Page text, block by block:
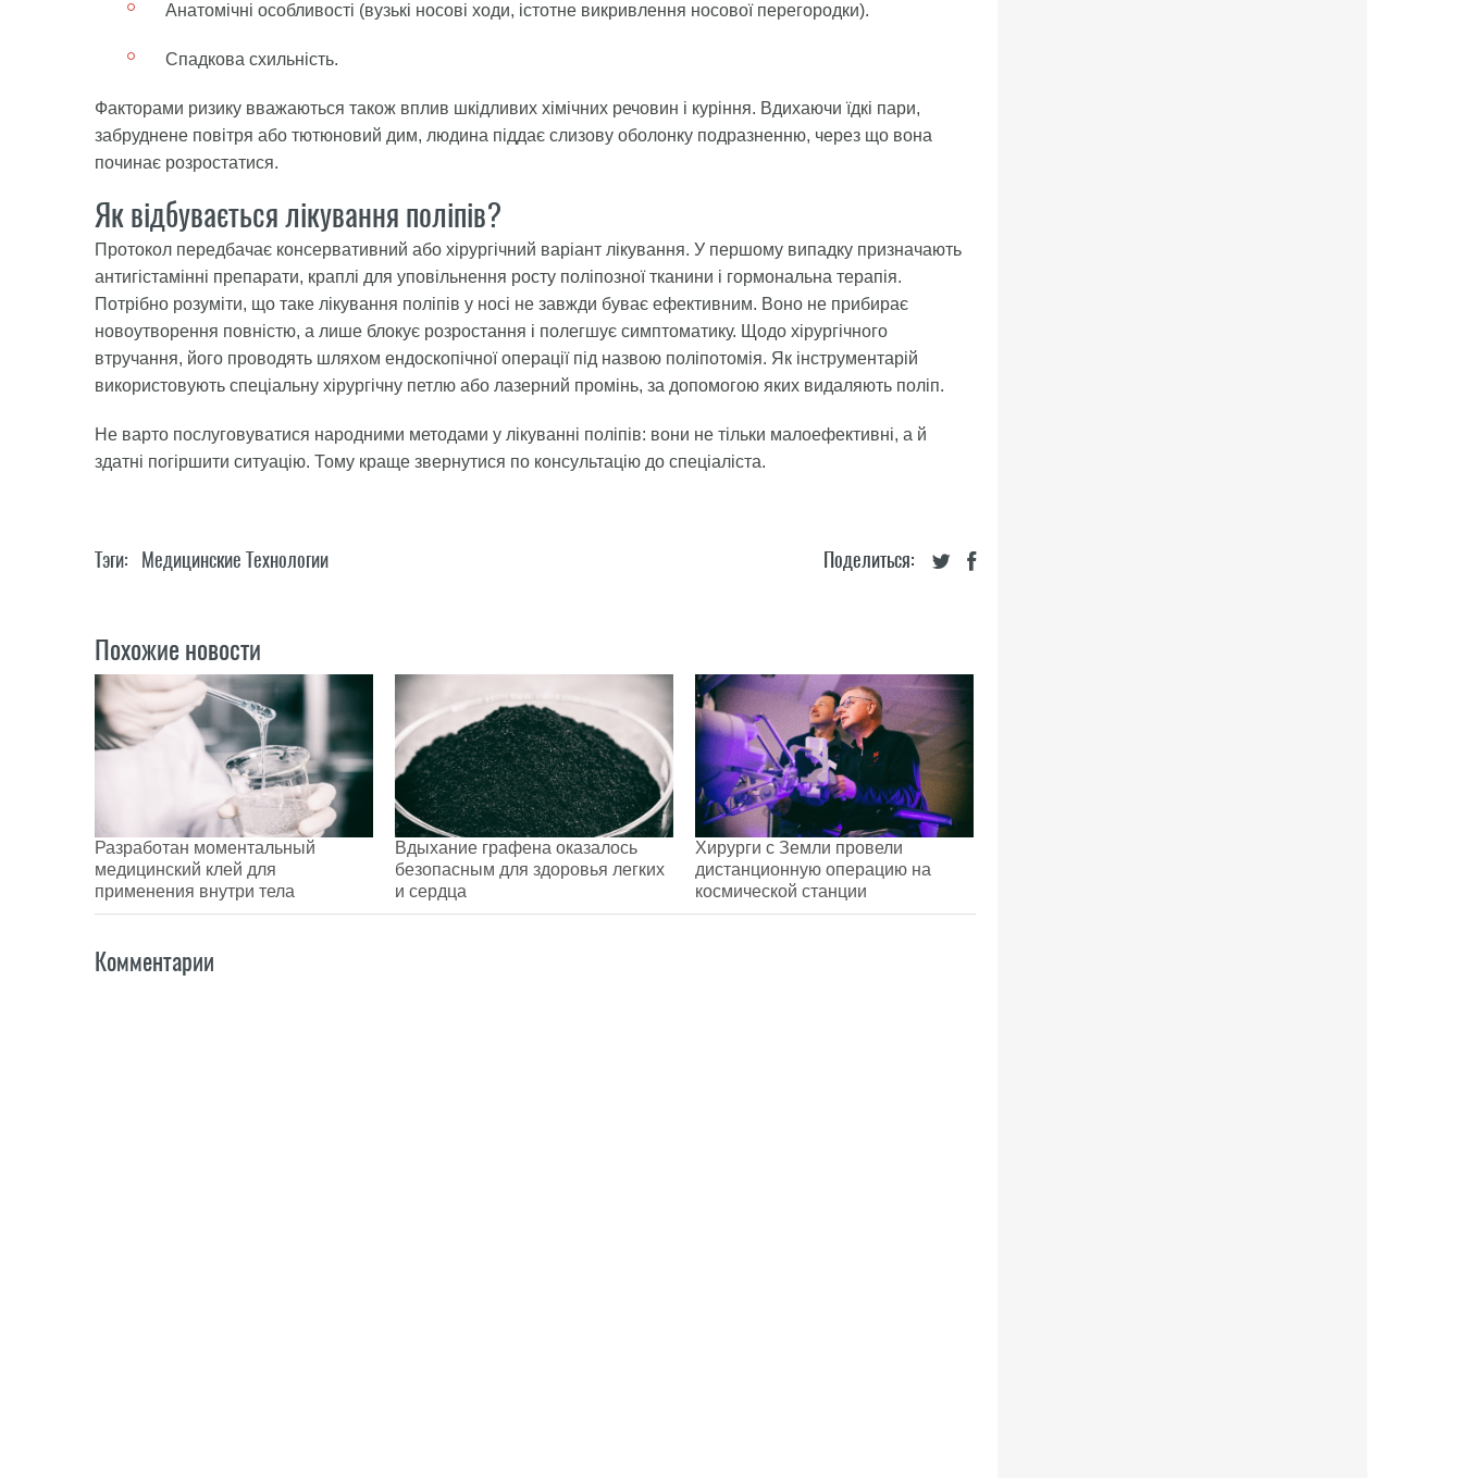
Анатомічні особливості (вузькі носові ходи, істотне викривлення носової перегородки).
Спадкова схильність.
Факторами ризику вважаються також вплив шкідливих хімічних речовин і куріння. Вдихаючи їдкі пари,
забруднене повітря або тютюновий дим, людина піддає слизову оболонку подразненню, через що вона
починає розростатися.
Як відбувається лікування поліпів?
Протокол передбачає консервативний або хірургічний варіант лікування. У першому випадку призначають
антигістамінні препарати, краплі для уповільнення росту поліпозної тканини і гормональна терапія.
Потрібно розуміти, що таке лікування поліпів у носі не завжди буває ефективним. Воно не прибирає
новоутворення повністю, а лише блокує розростання і полегшує симптоматику. Щодо хірургічного
втручання, його проводять шляхом ендоскопічної операції під назвою поліпотомія. Як інструментарій
використовують спеціальну хірургічну петлю або лазерний промінь, за допомогою яких видаляють поліп.
Не варто послуговуватися народними методами у лікуванні поліпів: вони не тільки малоефективні, а й
здатні погіршити ситуацію. Тому краще звернутися по консультацію до спеціаліста.
Поделиться:
Тэги: Медицинские Технологии
Похожие новости
Разработан моментальный
медицинский клей для
применения внутри тела
Вдыхание графена оказалось
безопасным для здоровья легких
и сердца
Хирурги с Земли провели
дистанционную операцию на
космической станции
Комментарии